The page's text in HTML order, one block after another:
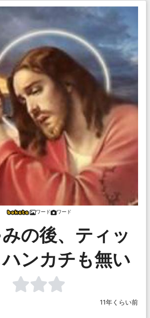
ワード ワード
の後、ティッ
ンカチも無い
11年くらい前